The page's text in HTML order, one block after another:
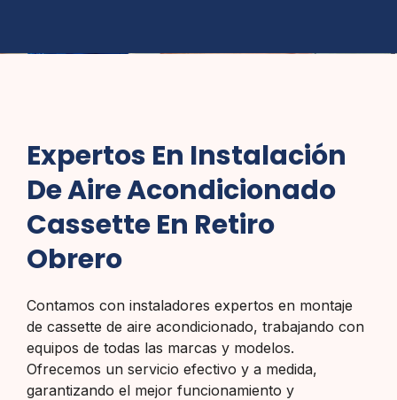
Expertos En Instalación
De Aire Acondicionado
Cassette En Retiro
Obrero
Contamos con instaladores expertos en montaje
de cassette de aire acondicionado, trabajando con
equipos de todas las marcas y modelos.
Ofrecemos un servicio efectivo y a medida,
garantizando el mejor funcionamiento y